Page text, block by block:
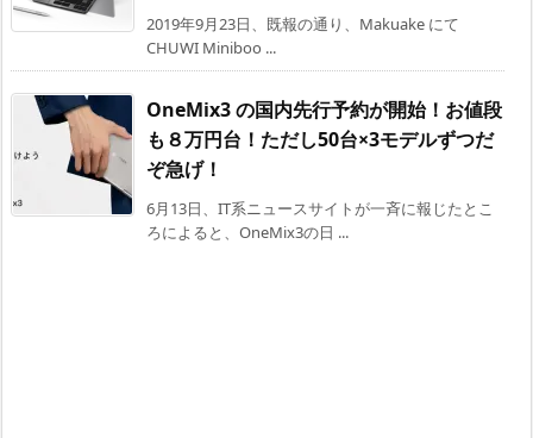
2019年9月23日、既報の通り、Makuake にて
CHUWI Miniboo ...
OneMix3 の国内先行予約が開始！お値段
も８万円台！ただし50台×3モデルずつだ
ぞ急げ！
6月13日、IT系ニュースサイトが一斉に報じたとこ
ろによると、OneMix3の日 ...